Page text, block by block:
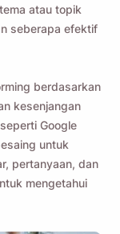
atau topik
seberapa efektif
berdasarkan
kesenjangan
Google
untuk
pertanyaan, dan
mengetahui